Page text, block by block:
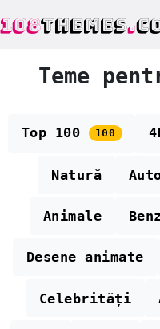
108THEMES.
Teme
Top 100 100
Natură
Animale
Desene animate
Celebrități